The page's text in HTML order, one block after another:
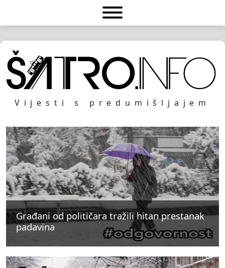
Vijesti s predumišljajem
Građani od političara tražili hitan prestanak
padavina
Građani od političara tražili hitan prestanak
padavina
Građani od političara tražili hitan prestanak
padavina